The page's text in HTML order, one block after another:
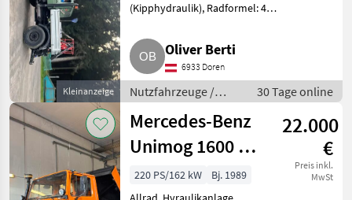
Kleinanzeige
(Kipphydraulik), Radformel: 4x4,
Motorstaubremse, Getriebeart
KFZ/LKW: Schaltgetriebe,
Treibstoff: Diesel 3 Stg., frisch
vorgef
Oliver Berti
6933 Doren
Nutzfahrzeuge /
Lastwagen (LKW)
30 Tage online
Mercedes-Benz
Unimog 1600 U-
1600
22.000
€
Preis inkl.
MwSt
220 PS/162 kW
Bj. 1989